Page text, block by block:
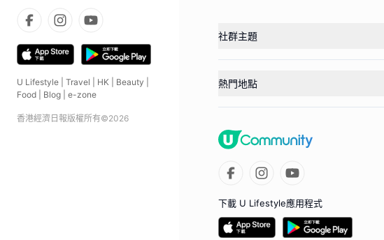
U Lifestyle Travel HK Beauty
Food
Blog e-zone
香港經濟日報版權所有©2026
社群主題
熱門地點
下載 U Lifestyle應用程式